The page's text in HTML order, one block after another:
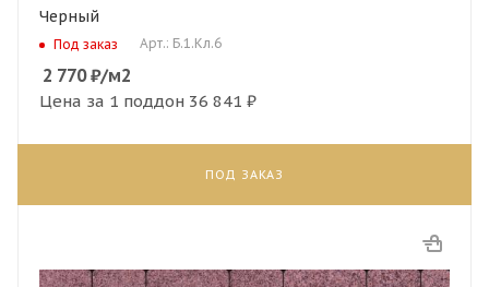
Черный
Под заказ Арт.: Б.1.Кл.6
2 770₽/м2
Цена за 1 поддон 36 841 ₽
ПОД ЗАКАЗ